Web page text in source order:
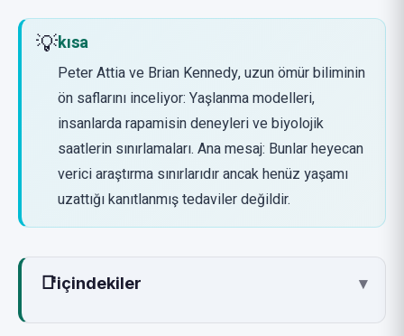
💡kısa
Peter Attia ve Brian Kennedy, uzun ömür biliminin
ön saflarını inceliyor: Yaşlanma modelleri,
insanlarda rapamisin deneyleri ve biyolojik
saatlerin sınırlamaları. Ana mesaj: Bunlar heyecan
verici araştırma sınırlarıdır ancak henüz yaşamı
uzattığı kanıtlanmış tedaviler değildir.
📑içindekiler ▾